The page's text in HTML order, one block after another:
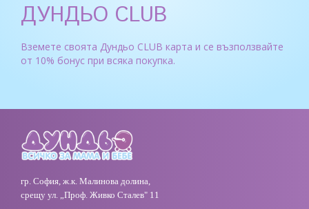
ДУНДЬО CLUB
Вземете своята Дундьо CLUB карта и се възползвайте
от 10% бонус при всяка покупка.
гр. София, ж.к. Малинова долина,
срещу ул. „Проф. Живко Сталев" 11